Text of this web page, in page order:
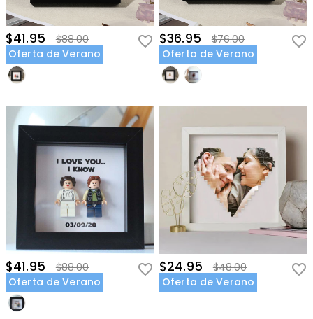
$41.95
$88.00
Oferta de Verano
$36.95
$76.00
Oferta de Verano
$41.95
$88.00
Oferta de Verano
$24.95
$48.00
Oferta de Verano